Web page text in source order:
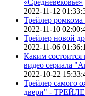
«Средневековье»
2022-11-12
Трейлер ромкома
2022-11-10
Трейлер новой
2022-11-06
Каким
видео сериала
2022-10-22
Трейлер самого
двери" -